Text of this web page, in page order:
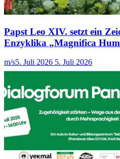
Papst Leo XIV. setzt ein
Enzyklika „Magnifica
m/s5. Juli 2026 5. Juli 2026